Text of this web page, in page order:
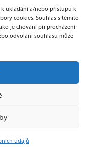
k ukládání a/nebo přístupu k
cookies. Souhlas s těmito
je chování při procházení
odvolání souhlasu může
údajů
01